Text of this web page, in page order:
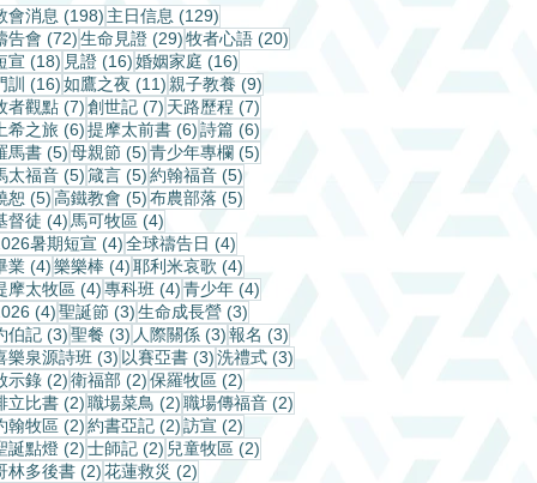
會消息 (198) 198 篇文章
主日信息 (129)
告會 (72)72 篇文章
生命見證 (29)29 篇文章
牧者心語 (20)
宣 (18) 18 篇文章
見證 (16)16 篇文章
婚姻家庭 (16)
訓 (16)16 篇文章
如鷹之夜 (11)11 篇文章
親子教養 (9)
者觀點 (7)7 篇文章
創世記 (7) 7 篇文章
天路歷程 (7)
希之旅 (6)6 篇文章
提摩太前書 (6)6 篇文章
詩篇 (6)
馬書 (5)5 篇文章
母親節 (5)5 篇文章
青少年專欄 (5) 5 篇文章
太福音 (5)5 篇文章
箴言 (5)5 篇文章
約翰福音 (5)
恕 (5)5 篇文章
高鐵教會 (5)5 篇文章
布農部落 (5)
督徒 (4) 4 篇文章
馬可牧區 (4)
暑期短宣 (4)4 篇文章
全球禱告日 (4)
業 (4)4 篇文章
樂樂棒 (4)4 篇文章
耶利米哀歌 (4)
摩太牧區 (4)4 篇文章
專科班 (4)4 篇文章
青少年 (4)
(4)4 篇文章
聖誕節 (3)3 篇文章
生命成長營 (3)
伯記 (3)3 篇文章
聖餐 (3) 3 篇文章
人際關係 (3)3 篇文章
報名 (3)
樂泉源詩班 (3) 3 篇文章
以賽亞書 (3)3 篇文章
洗禮式 (3)
示錄 (2)2 篇文章
衛福部 (2)2 篇文章
保羅牧區 (2)
立比書 (2)2 篇文章
職場菜鳥 (2)2 篇文章
職場傳福音 (2)
翰牧區 (2)2 篇文章
約書亞記 (2)2 篇文章
訪宣 (2)
誕點燈 (2)2 篇文章
士師記 (2) 2 篇文章
兒童牧區 (2)
林多後書 (2)2 篇文章
花蓮救災 (2)